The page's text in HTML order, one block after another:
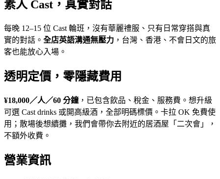
素人 Cast，真實對話
每晚 12–15 位 Cast 輪班，沒有華麗禮服、只有日常穿搭與真
實的對話。 全店英語溝通無壓力 ，台灣、香港、不會日文的旅
客也能放心入場。
透明定價，零隱藏費用
¥18,000／人／60 分鐘，已包含飲品、稅金、服務費。想升級
可選 Cast drinks 或開高級酒，全部明碼標價。卡拉 OK 免費使
用；散場後想續攤，我們會帶你去附近的居酒屋「二次會」，
不額外收費。
營業資訊